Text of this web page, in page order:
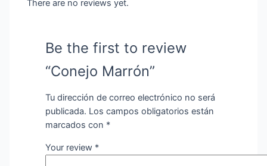
There are no reviews yet.
Be the first to review
“Conejo Marrón”
Tu dirección de correo electrónico no será
publicada. Los campos obligatorios están
marcados con *
Your review *